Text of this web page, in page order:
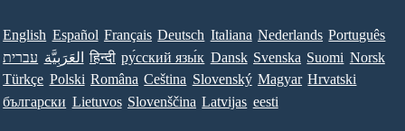
English Español Français Deutsch Italiana Nederlands Português
עברית العَرَبِيَّة हिन्दी ру́сский язы́к Dansk Svenska Suomi Norsk
Türkçe Polski Româna Ceština Slovenský Magyar Hrvatski
български Lietuvos Slovenščina Latvijas eesti